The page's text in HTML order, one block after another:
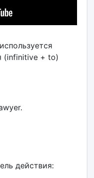
(infinitive + to)
действия: